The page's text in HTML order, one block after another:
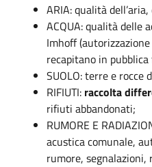
ARIA: qualità
ACQUA: qualità delle
Imhoff
recapitano in
SUOLO: terre e rocce
RIFIUTI: raccolta
rifiuti abbandonati;
RUMORE E
acustica comunale,
rumore, segnalazioni,